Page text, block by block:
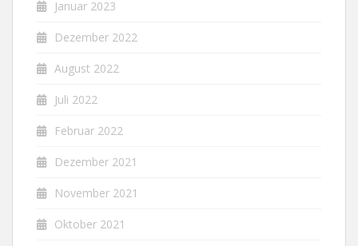
Januar 2023
Dezember 2022
August 2022
Juli 2022
Februar 2022
Dezember 2021
November 2021
Oktober 2021